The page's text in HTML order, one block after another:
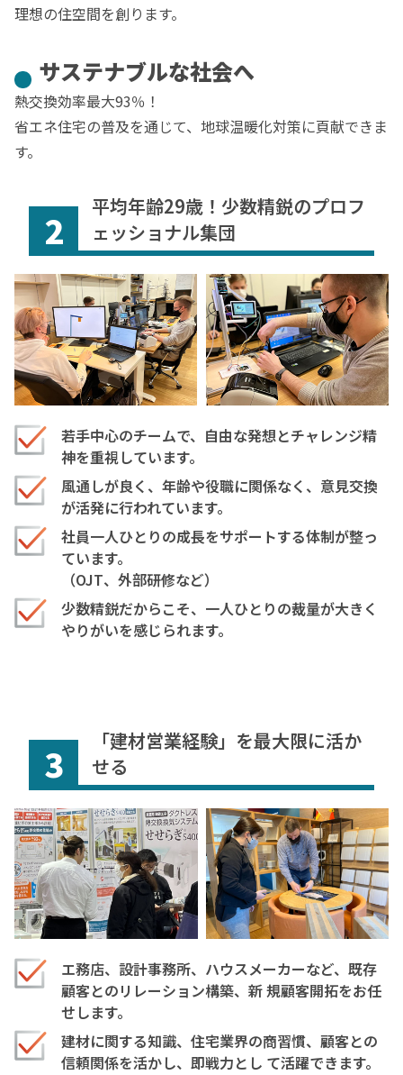
理想の住空間を創ります。
サステナブルな社会へ
熱交換効率最大93％！
省エネ住宅の普及を通じて、地球温暖化対策に頁献できま
す。
平均年齢29歳！少数精鋭のプロフ
ェッショナル集団
2
若手中心のチームで、自由な発想とチャレンジ精
神を重視しています。
風通しが良く、年齢や役職に関係なく、意見交換
が活発に行われています。
社員一人ひとりの成長をサポートする体制が整っ
ています。
（OJT、外部研修など）
少数精鋭だからこそ、一人ひとりの裁量が大きく
やりがいを感じられます。
「建材営業経験」を最大限に活か
せる
3
エ務店、設計事務所、ハウスメーカーなど、既存
顧客とのリレーション構築、新 規顧客開拓をお任
せします。
建材に関する知識、住宅業界の商習慣、顧客との
信頼関係を活かし、即戦力とし て活躍できます。